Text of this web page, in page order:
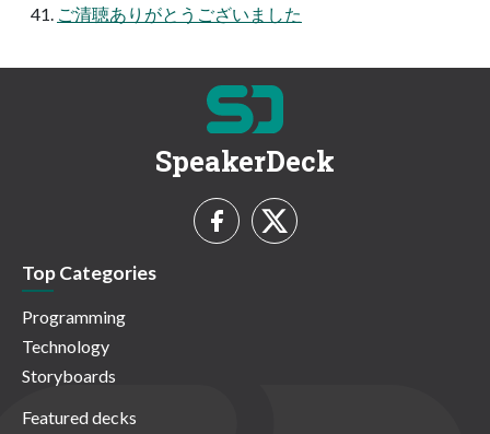
ご清聴ありがとうございました
SpeakerDeck
Top Categories
Programming
Technology
Storyboards
Featured decks